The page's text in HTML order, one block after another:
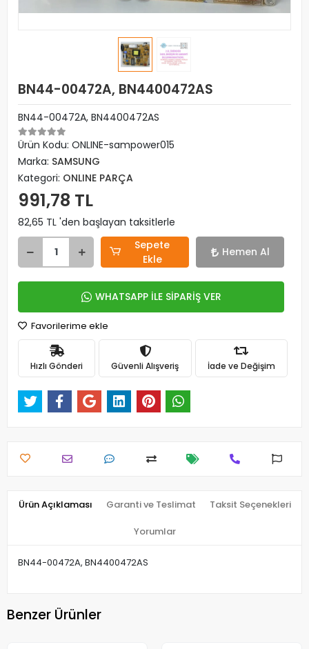
BN44-00472A, BN4400472AS
BN44-00472A, BN4400472AS
Ürün Kodu: ONLINE-sampower015
Marka: SAMSUNG
Kategori: ONLINE PARÇA
991,78 TL
82,65 TL 'den başlayan taksitlerle
Sepete
Ekle
Hemen Al
WHATSAPP İLE SİPARİŞ VER
Favorilerime ekle
Hızlı Gönderi Güvenli Alışveriş İade ve Değişim
Ürün Açıklaması Garanti ve Teslimat Taksit Seçenekleri
Yorumlar
BN44-00472A, BN4400472AS
Benzer Ürünler